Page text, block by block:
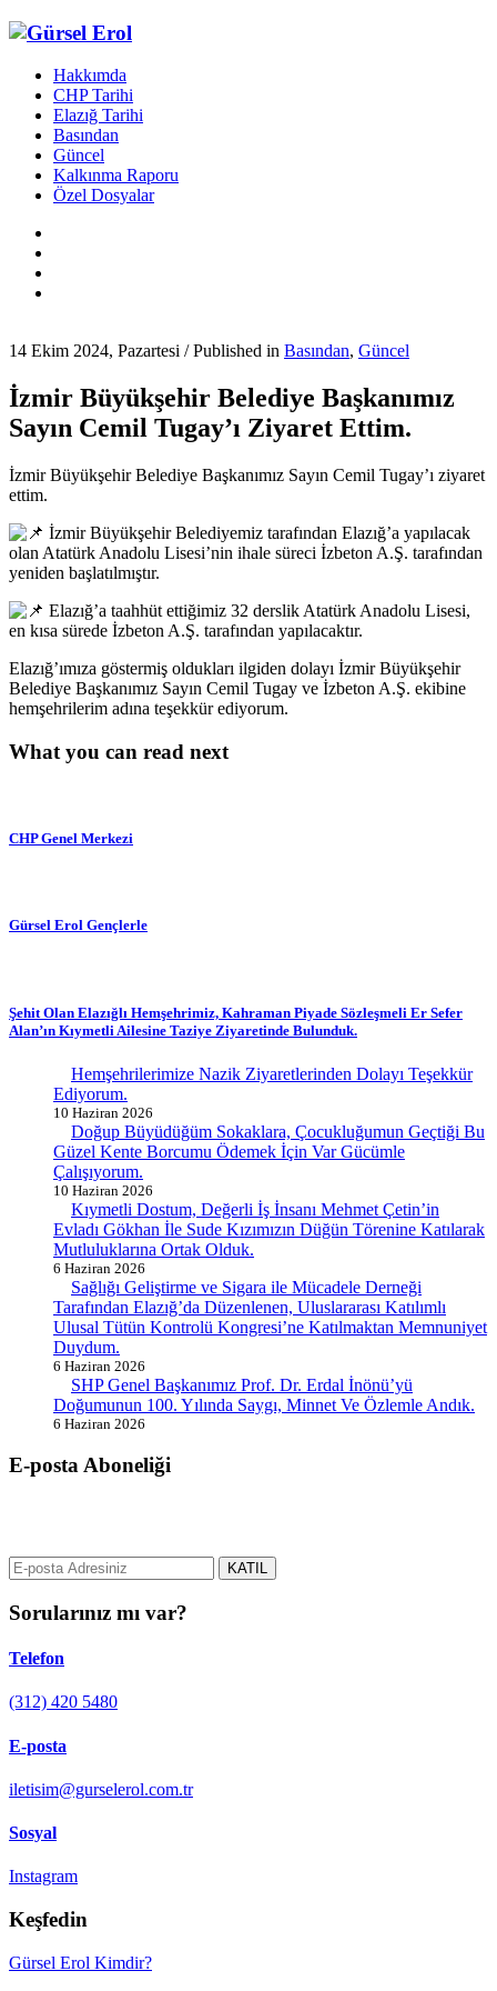
Hakkımda
CHP Tarihi
Elazığ Tarihi
Basından
Güncel
Kalkınma Raporu
Özel Dosyalar
14 Ekim 2024, Pazartesi /Published in Basından, Güncel
İzmir Büyükşehir Belediye Başkanımız
Sayın Cemil Tugay’ı Ziyaret Ettim.
İzmir Büyükşehir Belediye Başkanımız Sayın Cemil Tugay’ı ziyaret
ettim.
İzmir Büyükşehir Belediyemiz tarafından Elazığ’a yapılacak
olan Atatürk Anadolu Lisesi’nin ihale süreci İzbeton A.Ş. tarafından
yeniden başlatılmıştır.
Elazığ’a taahhüt ettiğimiz 32 derslik Atatürk Anadolu Lisesi,
en kısa sürede İzbeton A.Ş. tarafından yapılacaktır.
Elazığ’ımıza göstermiş oldukları ilgiden dolayı İzmir Büyükşehir
Belediye Başkanımız Sayın Cemil Tugay ve İzbeton A.Ş. ekibine
hemşehrilerim adına teşekkür ediyorum.
What you can read next
CHP Genel Merkezi
Gürsel Erol Gençlerle
Şehit Olan Elazığlı Hemşehrimiz, Kahraman Piyade Sözleşmeli Er Sefer
Alan’ın Kıymetli Ailesine Taziye Ziyaretinde Bulunduk.
Hemşehrilerimize Nazik Ziyaretlerinden Dolayı Teşekkür
Ediyorum.
10 Haziran 2026
Doğup Büyüdüğüm Sokaklara, Çocukluğumun Geçtiği Bu
Güzel Kente Borcumu Ödemek İçin Var Gücümle
Çalışıyorum.
10 Haziran 2026
Kıymetli Dostum, Değerli İş İnsanı Mehmet Çetin’in
Evladı Gökhan İle Sude Kızımızın Düğün Törenine Katılarak
Mutluluklarına Ortak Olduk.
6 Haziran 2026
Sağlığı Geliştirme ve Sigara ile Mücadele Derneği
Tarafından Elazığ’da Düzenlenen, Uluslararası Katılımlı
Ulusal Tütün Kontrolü Kongresi’ne Katılmaktan Memnuniyet
Duydum.
6 Haziran 2026
SHP Genel Başkanımız Prof. Dr. Erdal İnönü’yü
Doğumunun 100. Yılında Saygı, Minnet Ve Özlemle Andık.
6 Haziran 2026
E-posta Aboneliği
KATIL
Sorularınız mı var?
Telefon
(312) 420 5480
E-posta
iletisim@gurselerol.com.tr
Sosyal
Instagram
Keşfedin
Gürsel Erol Kimdir?